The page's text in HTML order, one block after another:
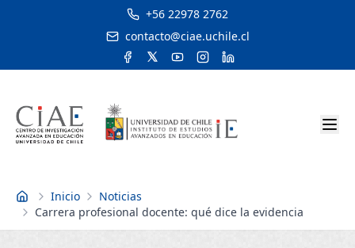
+56 22978 2762
contacto@ciae.uchile.cl
Inicio Inicio
Noticias
Carrera profesional docente: qué dice la evidencia